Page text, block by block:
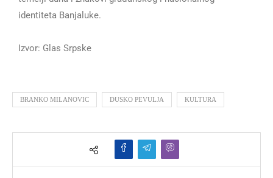
identiteta Banjaluke.
Izvor: Glas Srpske
BRANKO MILANOVIC DUSKO PEVULJA KULTURA